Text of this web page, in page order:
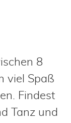
8
viel Spaß
Findest
Tanz und